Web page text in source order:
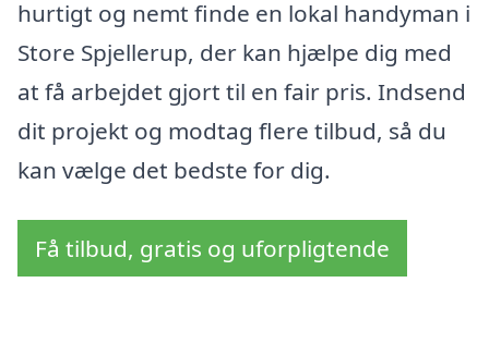
hurtigt og nemt finde en lokal handyman i
Store Spjellerup, der kan hjælpe dig med
at få arbejdet gjort til en fair pris. Indsend
dit projekt og modtag flere tilbud, så du
kan vælge det bedste for dig.
Få tilbud, gratis og uforpligtende